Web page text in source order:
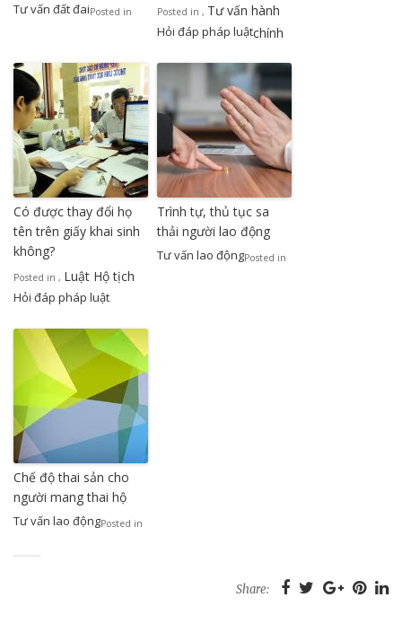
Posted in
Tư vấn đất đai Posted in
Hỏi đáp pháp luật
, Tư vấn hành
chính
Có được thay đổi họ
tên trên giấy khai sinh
không?
Posted in
Hỏi đáp pháp luật
, Luật Hộ tịch
Trình tự, thủ tục sa
thải người lao động
Posted in
Tư vấn lao động
Chế độ thai sản cho
người mang thai hộ
Posted in
Tư vấn lao động
Share: